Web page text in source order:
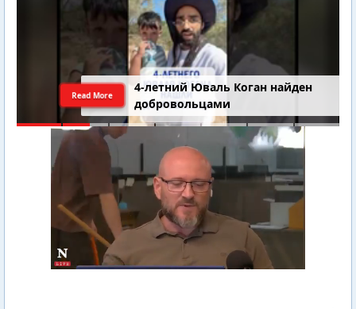
4-летний Юваль Коган найден
добровольцами
Read More